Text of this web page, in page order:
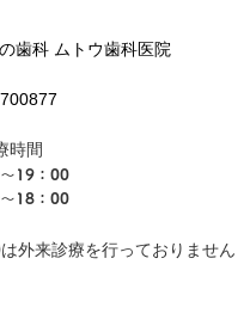
19：00
18：00
外来診療を行っておりません